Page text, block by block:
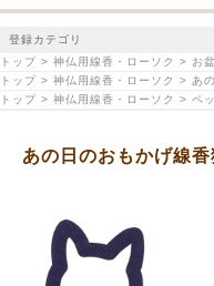
登録カテゴリ
トップ > 神仏用線香・ローソク > お
トップ > 神仏用線香・ローソク > あ
トップ > 神仏用線香・ローソク > ペ
あの日のおもかげ線香